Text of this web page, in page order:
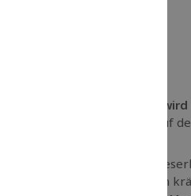
Tisch – und plötzlich
und das, was vor dir auf
zu einem intensiven
die Führung. Aromen wirken